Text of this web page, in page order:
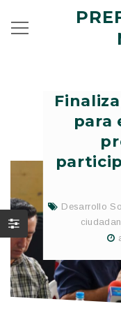
para
Desarrollo